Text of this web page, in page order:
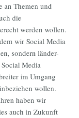
an Themen und
die
werden wollen.
wir Social Media
sondern länder-
Media
im Umgang
wollen.
haben wir
auch in Zukunft